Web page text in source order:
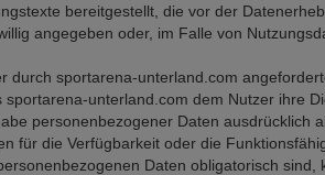
bereitgestellt, die vor der
angegeben oder, im Falle von
durch sportarena-unterland.com
unterland.com dem Nutzer ihre
personenbezogener Daten ausdrücklich
für die Verfügbarkeit oder die
Daten obligatorisch sind,